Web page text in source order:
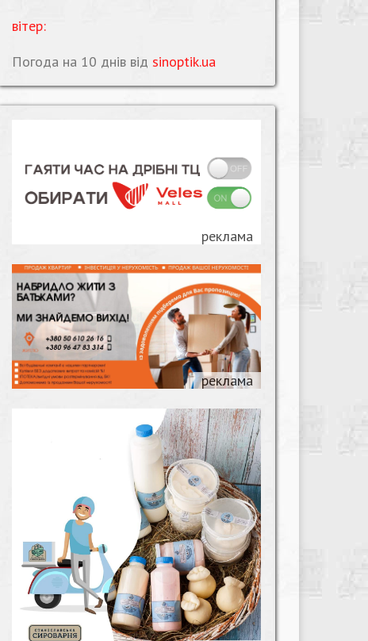
вітер:
Погода на 10 днів від sinoptik.ua